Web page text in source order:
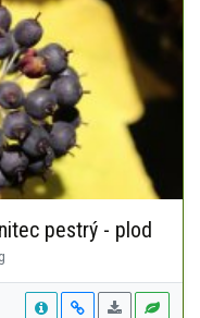
pestrý - plod